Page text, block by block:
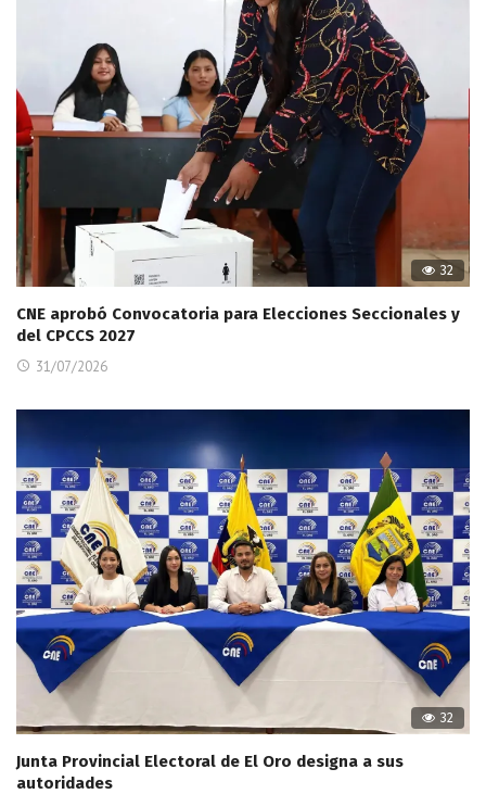
32
CNE aprobó Convocatoria para Elecciones Seccionales y
del CPCCS 2027
31/07/2026
32
Junta Provincial Electoral de El Oro designa a sus
autoridades